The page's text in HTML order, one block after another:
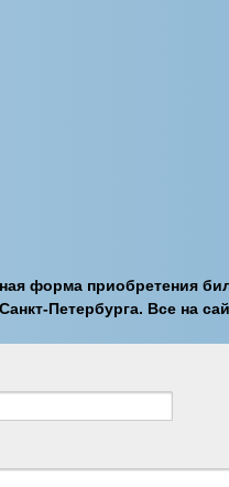
форма приобретения
Петербурга. Все на